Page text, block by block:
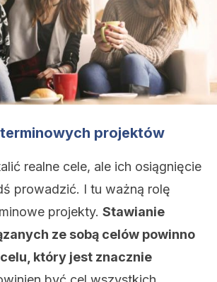
projektów
realne cele, ale ich osiągnięcie
prowadzić. I tu ważną rolę
projekty. Stawianie
ze sobą celów powinno
który jest znacznie